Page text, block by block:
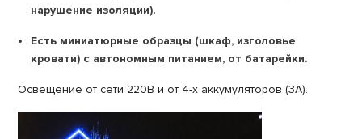
нарушение изоляции).
Есть миниатюрные образцы (шкаф, изголовье
кровати) с автономным питанием, от батарейки.
Освещение от сети 220В и от 4-х аккумуляторов (3А).